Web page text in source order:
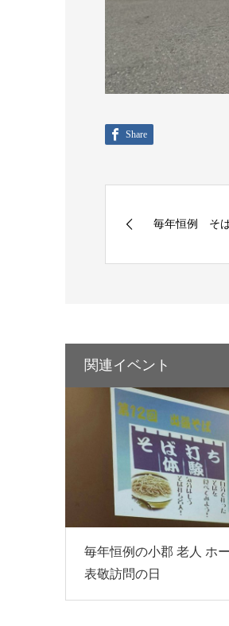
Share
毎年恒例 そば
関連イベント
毎年恒例の小郡 老人 ホ
表敬訪問の日